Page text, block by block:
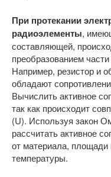
При протекании
радиоэлементы,
составляющей,
преобразованием
Например, резистор и
обладают
Вычислить активное
так как происходит
(U). Используя закон
рассчитать активное
от материала, площади
температуры.